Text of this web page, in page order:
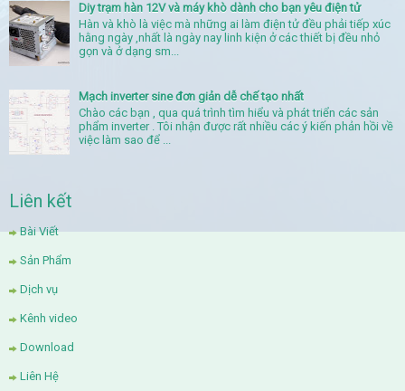
Diy trạm hàn 12V và máy khò dành cho bạn yêu điện tử
Hàn và khò là việc mà những ai làm điện tử đều phải tiếp xúc
hằng ngày ,nhất là ngày nay linh kiện ở các thiết bị đều nhỏ
gọn và ở dạng sm...
Mạch inverter sine đơn giản dễ chế tạo nhất
Chào các bạn , qua quá trình tìm hiểu và phát triển các sản
phẩm inverter . Tôi nhận được rất nhiều các ý kiến phản hồi về
việc làm sao để ...
Liên kết
Bài Viết
Sản Phẩm
Dịch vụ
Kênh video
Download
Liên Hệ